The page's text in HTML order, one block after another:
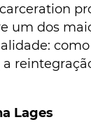
um dos
Lages